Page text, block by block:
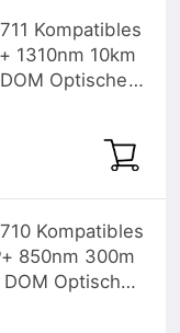
Kompatibles
1310nm 10km
Optische
Kompatibles
850nm 300m
Optische